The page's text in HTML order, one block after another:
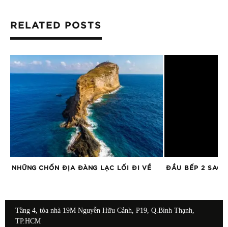
RELATED POSTS
NHỮNG CHỐN ĐỊA ĐÀNG LẠC LỐI ĐI VỀ ĐẦU BẾP 2 SAO
Tầng 4, tòa nhà 19M Nguyễn Hữu Cảnh, P19, Q.Bình Thạnh,
TP.HCM